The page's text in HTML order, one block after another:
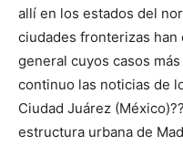
allí en los estados del
ciudades fronterizas han
general cuyos casos
continuo las noticias de
Ciudad Juárez
estructura urbana de